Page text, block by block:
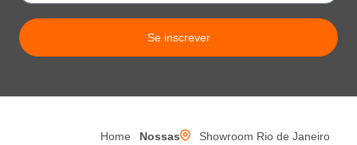
Se inscrever
Home
Nossas
Showroom Rio de Janeiro